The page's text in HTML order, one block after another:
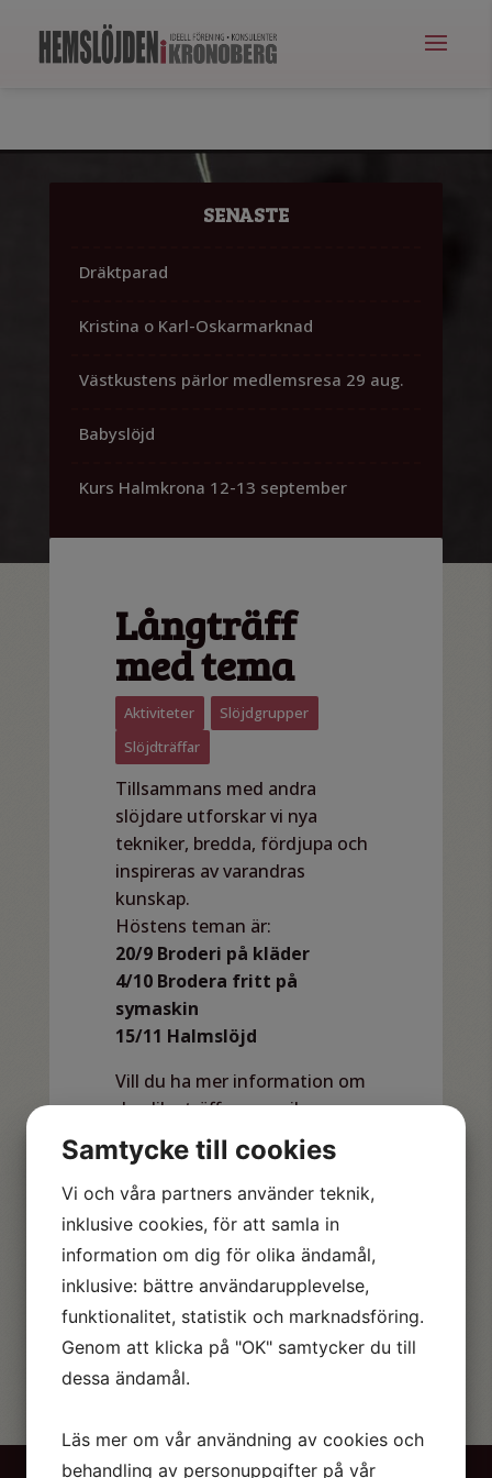
Långträff
med tema
Aktiviteter Slöjdgrupper
Slöjdträffar
Tillsammans med andra
slöjdare utforskar vi nya
tekniker, bredda, fördjupa och
inspireras av varandras
kunskap.
Höstens teman är:
20/9 Broderi på kläder
4/10 Brodera fritt på
symaskin
15/11 Halmslöjd
Vill du ha mer information om
de olika träffarna mejla:
info@hemslojdenkronoberg.se
Vi bjuder på te och kaffe.
Är du inte medlem än så blir du
det enkelthär.
SENASTE
Dräktparad
Kristina o Karl-Oskarmarknad
Västkustens pärlor medlemsresa 29 aug.
Babyslöjd
Kurs Halmkrona 12-13 september
Samtycke till cookies
Vi och våra partners använder teknik,
inklusive cookies, för att samla in
information om dig för olika ändamål,
inklusive: bättre användarupplevelse,
funktionalitet, statistik och marknadsföring.
Genom att klicka på "OK" samtycker du till
dessa ändamål.
Läs mer om vår användning av cookies och
behandling av personuppgifter på vår